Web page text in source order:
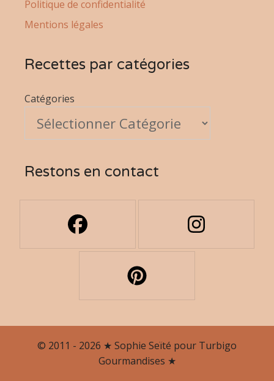
Politique de confidentialité
Mentions légales
Recettes par catégories
Catégories
Restons en contact
© 2011 - 2026 ★ Sophie Seïté pour Turbigo
Gourmandises ★